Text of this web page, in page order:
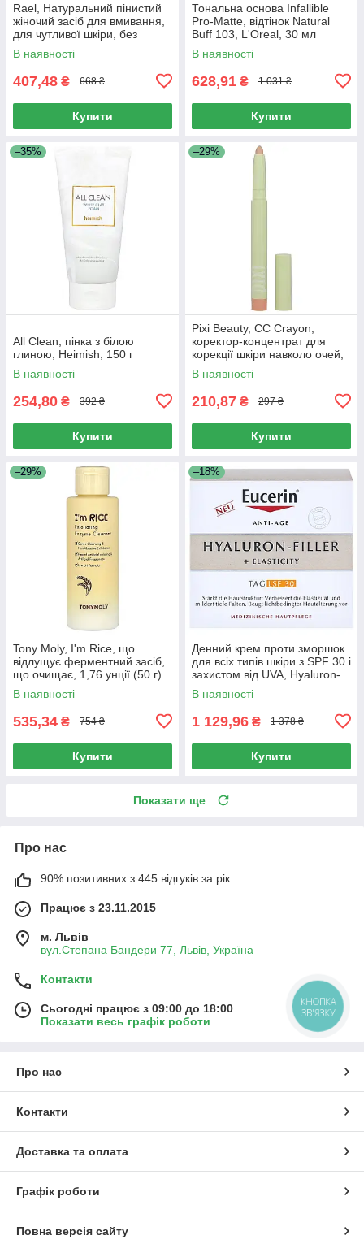
Rael, Натуральний пінистий
жіночий засіб для вмивання,
для чутливої ​​шкіри, без
запаху, 5 рідких унцій (150
мл)
В наявності
407,48 ₴ 668 ₴
Купити
Тональна основа Infallible
Pro-Matte, відтінок Natural
Buff 103, L'Oreal, 30 мл
В наявності
628,91 ₴ 1 031 ₴
Купити
–35%
All Clean, пінка з білою
глиною, Heimish, 150 г
В наявності
254,80 ₴ 392 ₴
Купити
–29%
Pixi Beauty, CC Crayon,
коректор-концентрат для
корекції шкіри навколо очей,
1,2 г (0,04 унції)
В наявності
210,87 ₴ 297 ₴
Купити
–29%
Tony Moly, I'm Rice, що
відлущує ферментний засіб,
що очищає, 1,76 унції (50 г)
В наявності
535,34 ₴ 754 ₴
Купити
–18%
Денний крем проти зморшок
для всіх типів шкіри з SPF 30 і
захистом від UVA, Hyaluron-
Filler + Elasticity Day SPF 30,
Eucerin, 50
В наявності
1 129,96 ₴ 1 378 ₴
Купити
Показати ще
Про нас
90% позитивних з 445 відгуків за рік
Працює з 23.11.2015
м. Львів
вул.Степана Бандери 77, Львів, Україна
Контакти
Сьогодні працює з 09:00 до 18:00
Показати весь графік роботи
Про нас
Контакти
Доставка та оплата
Графік роботи
Повна версія сайту
КНОПКА
ЗВ'ЯЗКУ